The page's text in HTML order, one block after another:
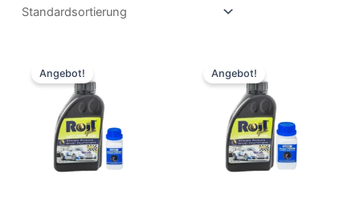
Angebot!
Preis
war:
€ 72,80
ist:
€ 69,17.
Angebot!
Preis
war:
€ 113,80